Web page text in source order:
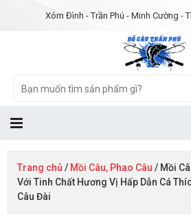
Xóm Đình - Trần Phú - Minh Cường -
Trang chủ / Mồi Câu, Phao Câu / Mồi
Với Tinh Chất Hương Vị Hấp Dẫn Cá
Câu Đài